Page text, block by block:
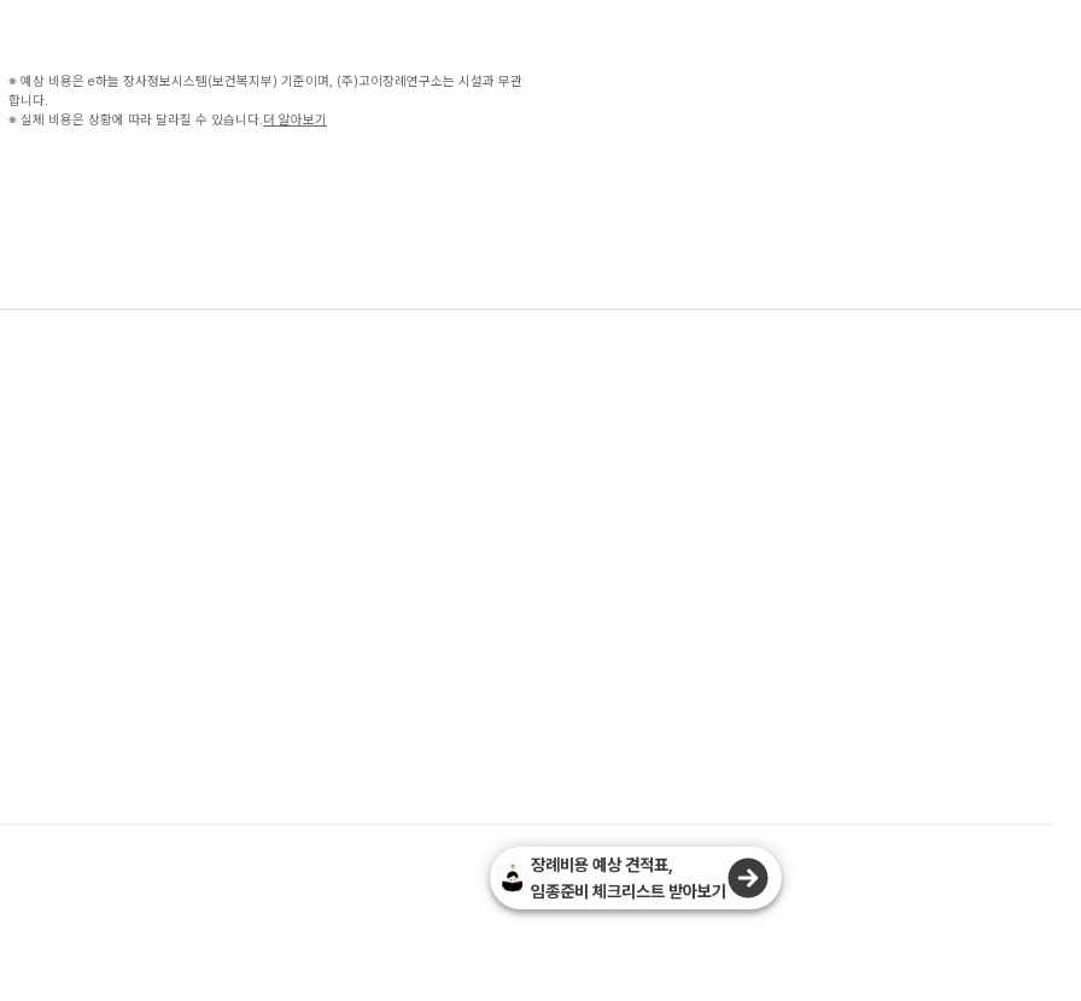
※ 예상 비용은 e하늘 장사정보시스템(보건복지부) 기준이며, (주)고이장례연구소는 시설과 무관
합니다.
※ 실제 비용은 상황에 따라 달라질 수 있습니다.더 알아보기
장례비용 예상 견적표,
임종준비 체크리스트 받아보기